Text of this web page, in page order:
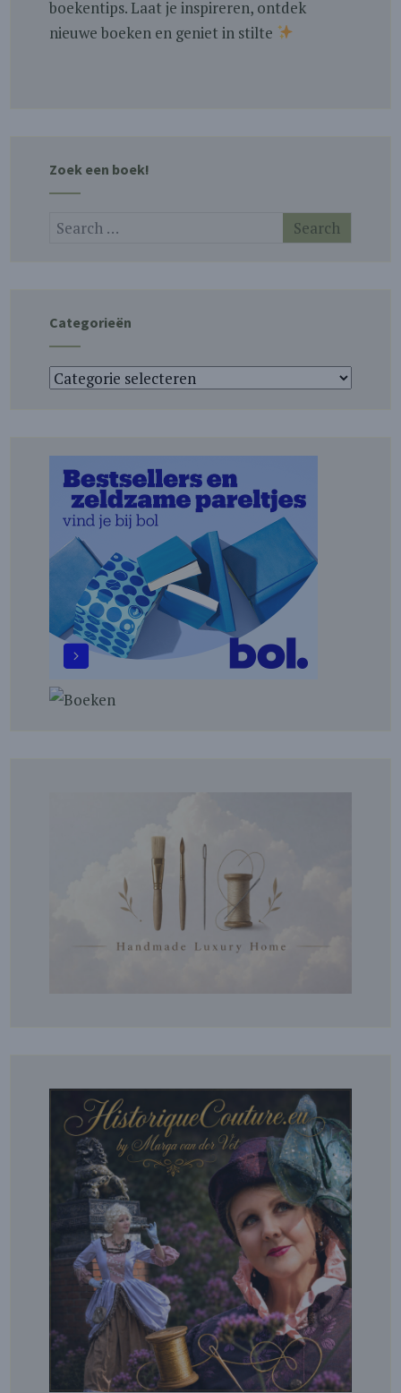
boekentips. Laat je inspireren, ontdek
nieuwe boeken en geniet in stilte
Zoek een boek!
Categorieën
Categorieën